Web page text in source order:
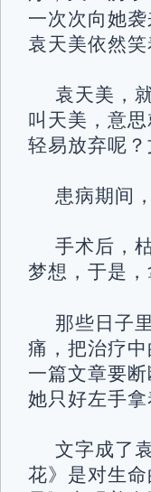
一次次向她
袁天美依然
袁天美，
叫天美，意
轻易放弃呢
患病期间
手术后，
梦想，于是，
那些日子
痛，把治疗
一篇文章要
她只好左手
文字成了
花》是对生